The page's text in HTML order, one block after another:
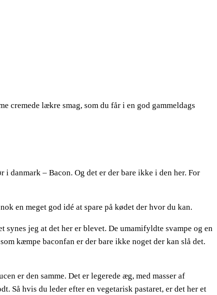
cremede lækre smag, som du får i en god gammeldags
danmark – Bacon. Og det er der bare ikke i den her. For
en meget god idé at spare på kødet der hvor du kan.
synes jeg at det her er blevet. De umamifyldte svampe og en
kæmpe baconfan er der bare ikke noget der kan slå det.
er den samme. Det er legerede æg, med masser af
Så hvis du leder efter en vegetarisk pastaret, er det her et